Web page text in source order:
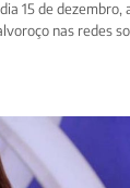
15 de dezembro,
nas redes